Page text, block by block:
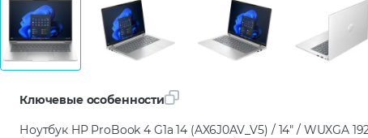
Ключевые особенности
Ноутбук HP ProBook 4 G1a 14 (AX6J0AV_V5) / 14" / WUXGA